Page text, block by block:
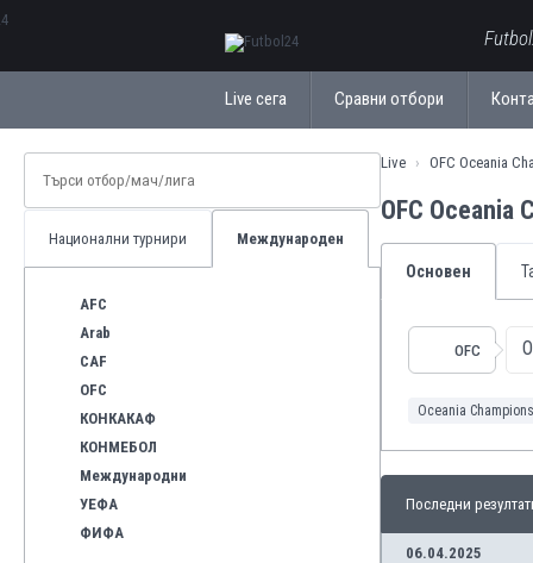
Live сега Сравни отбори
Национални турнири Международен
AFC
Arab
CAF
OFC
КОНКАКАФ
КОНМЕБОЛ
Международни
УЕФА
ФИФА
Live OFC Oceania
OFC Oceania
Основен
OFC
Oceania
Последни
06.04.2025